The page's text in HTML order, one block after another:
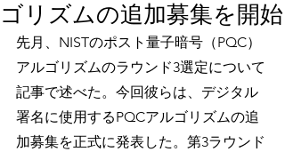
ゴリズムの追加募集を開始
先月、NISTのポスト量子暗号（PQC）
アルゴリズムのラウンド3選定について
記事で述べた。今回彼らは、デジタル
署名に使用するPQCアルゴリズムの追
加募集を正式に発表した。第3ラウンド